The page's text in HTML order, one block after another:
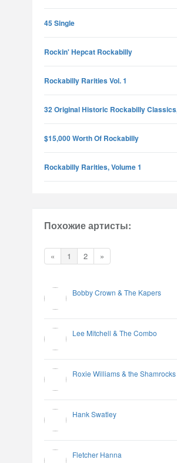
45 Single
Rockin' Hepcat Rockabilly
Rockabilly Rarities Vol. 1
32 Original Historic Rockabilly
$15,000 Worth Of Rockabilly
Rockabilly Rarities, Volume 1
Похожие артисты:
« 1 2 »
Bobby Crown & The Kapers
Lee Mitchell & The Combo
Roxie Williams & the Shamrocks
Hank Swatley
Fletcher Hanna